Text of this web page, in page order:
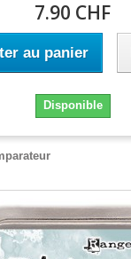
7.90 CHF
au panier
Disponible